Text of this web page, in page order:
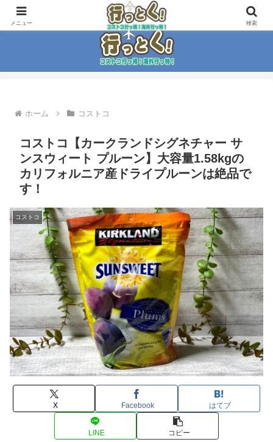
コストコ大好き家族がイチ押商品紹介！！
ホーム コストコ
コストコ【カークランドシグネチャー サ
ンスウィート プルーン】大容量1.58kgの
カリフォルニア産ドライプルーンは絶品で
す！
コストコ
X Facebook はてブ
LINE コピー
メニュー 検索